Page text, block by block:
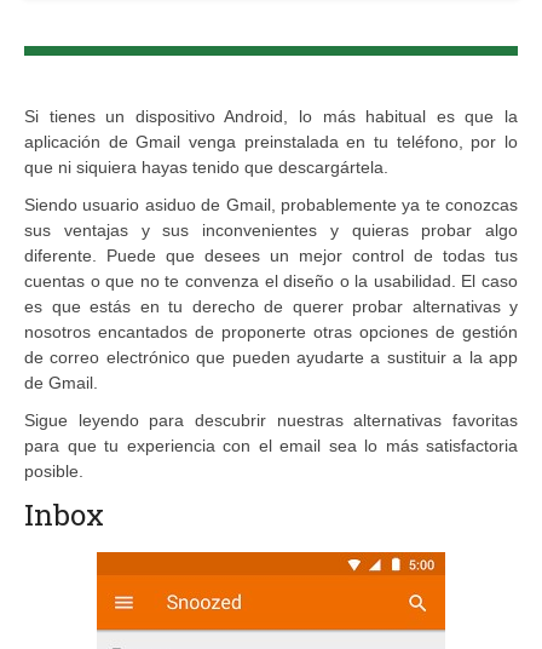
Si tienes un dispositivo Android, lo más habitual es que la
aplicación de Gmail venga preinstalada en tu teléfono, por lo
que ni siquiera hayas tenido que descargártela.
Siendo usuario asiduo de Gmail, probablemente ya te conozcas
sus ventajas y sus inconvenientes y quieras probar algo
diferente. Puede que desees un mejor control de todas tus
cuentas o que no te convenza el diseño o la usabilidad. El caso
es que estás en tu derecho de querer probar alternativas y
nosotros encantados de proponerte otras opciones de gestión
de correo electrónico que pueden ayudarte a sustituir a la app
de Gmail.
Sigue leyendo para descubrir nuestras alternativas favoritas
para que tu experiencia con el email sea lo más satisfactoria
posible.
Inbox